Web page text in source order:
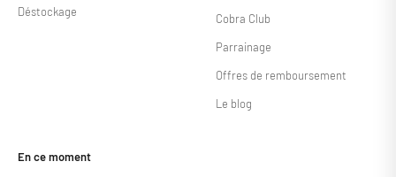
Déstockage
Cobra Club
Parrainage
Offres de remboursement
Le blog
En ce moment